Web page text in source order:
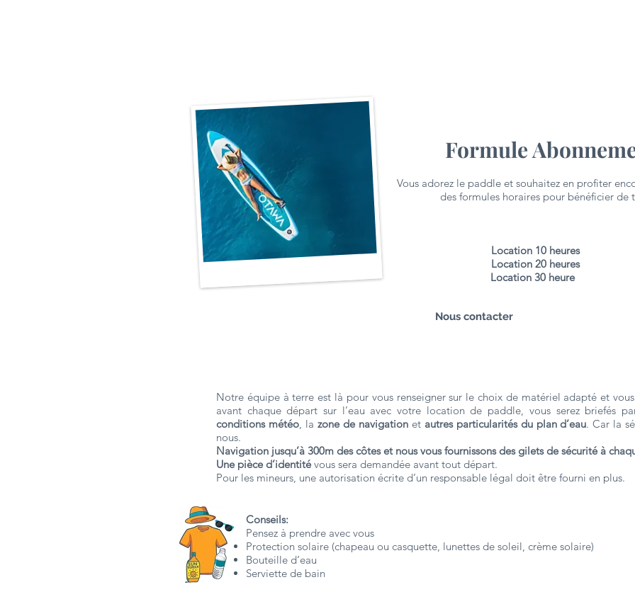
Formule
Vous adorez le paddle et souhaitez en profiter
des formules horaires pour bénéficier de
Location 10 heures
Location 20 heures
Location 30 heure
Nous contacter
Notre équipe à terre est là pour vous renseigner sur le choix de matériel adapté et
avant chaque départ sur l’eau avec votre location de paddle, vous serez briefés
conditions météo, la zone de navigationet autres particularités du plan d’eau. Car la
nous.
Navigation jusqu’à 300m des côtes et nous vous fournissons des gilets de sécurité à
Une pièce d’identité vous sera demandée avant tout départ.
Pour les mineurs, une autorisation écrite d’un responsable légal doit être fourni en plus.
Conseils:
Pensez à prendre avec vous
Protection solaire (chapeau ou casquette, lunettes de soleil, crème solaire)
Bouteille d‘eau
Serviette de bain